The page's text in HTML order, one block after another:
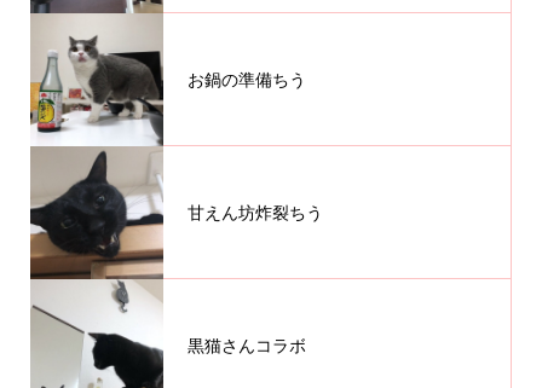
お鍋の準備ちう
甘えん坊炸裂ちう
黒猫さんコラボ